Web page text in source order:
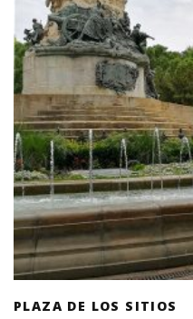
PLAZA DE LOS SITIOS